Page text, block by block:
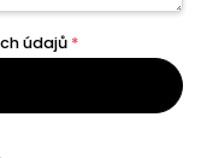
údajů *